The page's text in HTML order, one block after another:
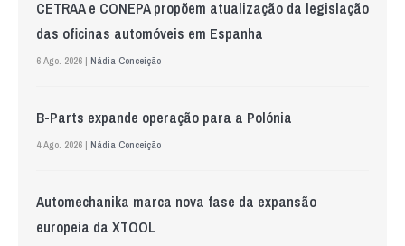
CETRAA e CONEPA propõem atualização da legislação
das oficinas automóveis em Espanha
6 Ago. 2026 | Nádia Conceição
B-Parts expande operação para a Polónia
4 Ago. 2026 | Nádia Conceição
Automechanika marca nova fase da expansão
europeia da XTOOL